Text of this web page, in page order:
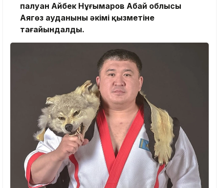
палуан Айбек Нұғымаров Абай облысы
Аягөз ауданының әкімі қызметіне
тағайындалды.